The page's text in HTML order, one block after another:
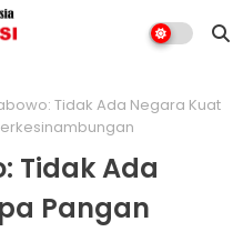
Tidak Ada Negara Kuat
Tidak Ada
Pangan